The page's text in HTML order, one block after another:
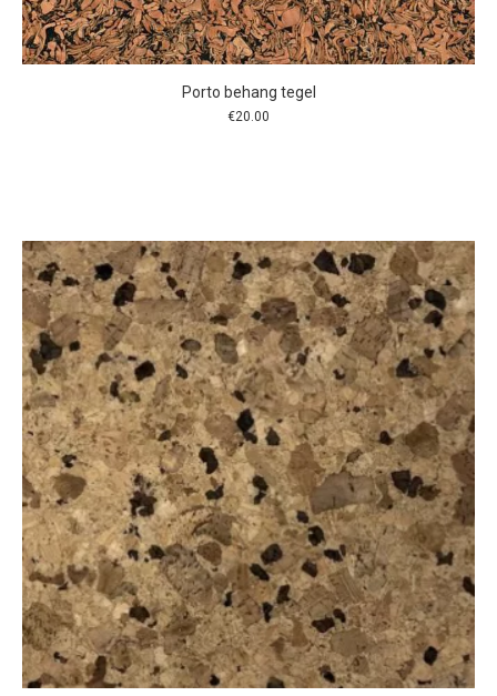
Porto behang tegel
€20.00